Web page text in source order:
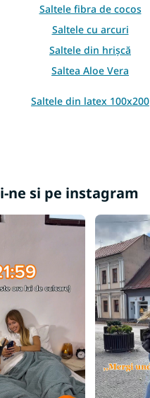
Saltele fibra de cocos
Saltele cu arcuri
Saltele din hrișcă
Saltea Aloe Vera
Saltele din latex 100x200
ne si pe instagram